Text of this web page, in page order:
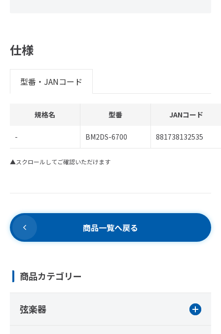
仕様
型番・JANコード
規格名 型番 JANコード
- BM2DS-6700 881738132535
▲スクロールしてご確認いただけます
商品一覧へ戻る
商品カテゴリー
弦楽器